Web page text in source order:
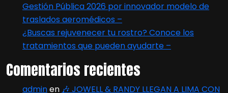
Gestión Pública 2026 por innovador modelo de
traslados aeromédicos –
¿Buscas rejuvenecer tu rostro? Conoce los
tratamientos que pueden ayudarte –
Comentarios recientes
adminen 🎶 JOWELL & RANDY LLEGAN A LIMA CON